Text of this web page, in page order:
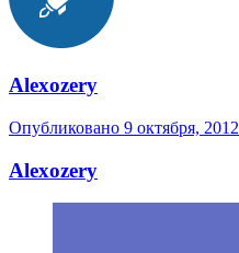
Alexozery
Опубликовано 9 октября, 2012
Alexozery